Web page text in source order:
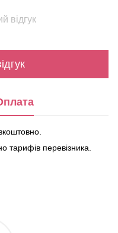
відгук
тарифів перевізника.